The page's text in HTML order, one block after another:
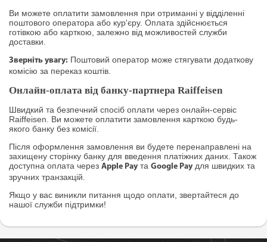
Ви можете оплатити замовлення при отриманні у відділенні
поштового оператора або кур'єру. Оплата здійснюється
готівкою або карткою, залежно від можливостей служби
доставки.
Зверніть увагу: Поштовий оператор може стягувати додаткову
комісію за переказ коштів.
Онлайн-оплата від банку-партнера Raiffeisen
Швидкий та безпечний спосіб оплати через онлайн-сервіс
Raiffeisen. Ви можете оплатити замовлення карткою будь-
якого банку без комісії.
Після оформлення замовлення ви будете перенаправлені на
захищену сторінку банку для введення платіжних даних. Також
доступна оплата через Apple Pay та Google Pay для швидких та
зручних транзакцій.
Якщо у вас виникли питання щодо оплати, звертайтеся до
нашої служби підтримки!